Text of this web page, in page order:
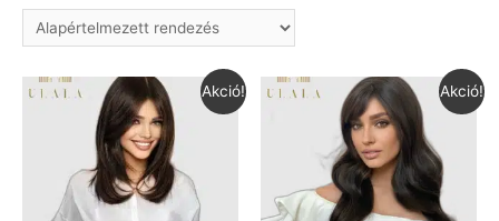
Akció! Akció!